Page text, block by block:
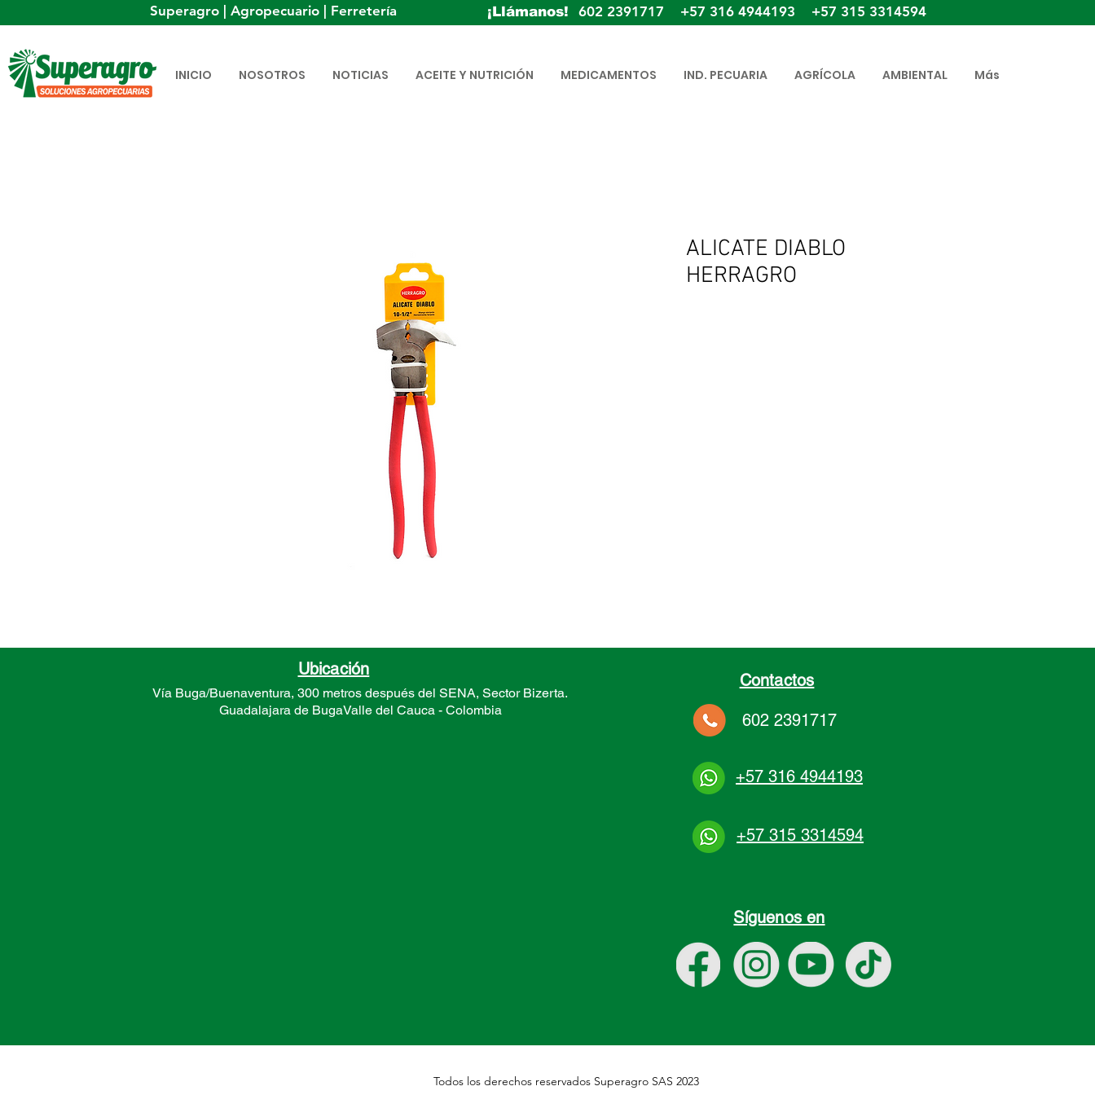
¡Llámanos! 602 2391717 +57 316 4944193 +57 315 3314594
Superagro | Agropecuario | Ferretería
INICIO NOSOTROS NOTICIAS ACEITE Y NUTRICIÓN MEDICAMENTOS IND. PECUARIA AGRÍCOLA AMBIENTAL Más
ALICATE DIABLO
HERRAGRO
Ubicación
Vía Buga/Buenaventura, 300 metros después del SENA, Sector Bizerta.
Guadalajara de BugaValle del Cauca - Colombia
Contactos
602 2391717
+57 316 4944193
+57 315 3314594
Síguenos en
Todos los derechos reservados Superagro SAS 2023